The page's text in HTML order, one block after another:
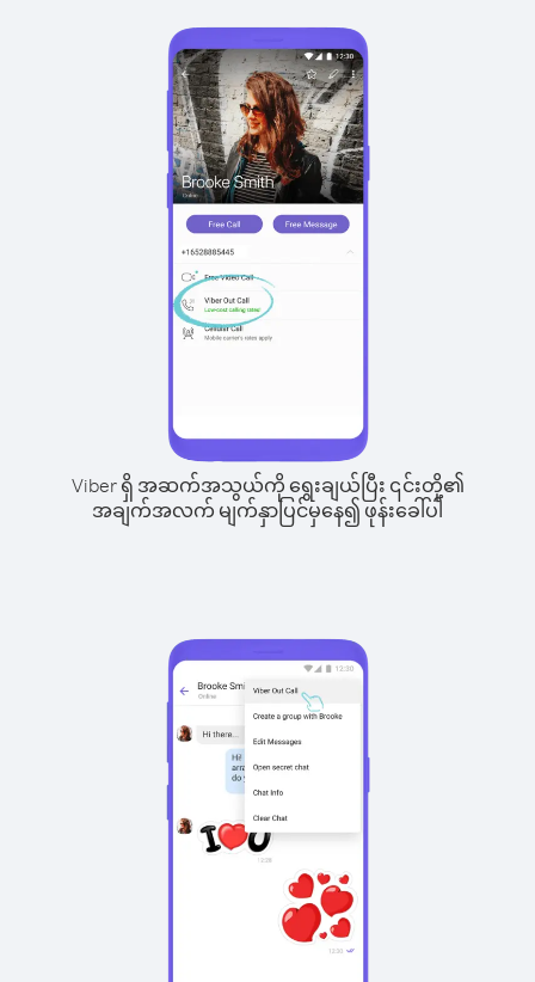
Viber ရှိ အဆက်အသွယ်ကို ရွေးချယ်ပြီး ၎င်းတို့၏
အချက်အလက် မျက်နှာပြင်မှနေ၍ ဖုန်းခေါ်ပါ